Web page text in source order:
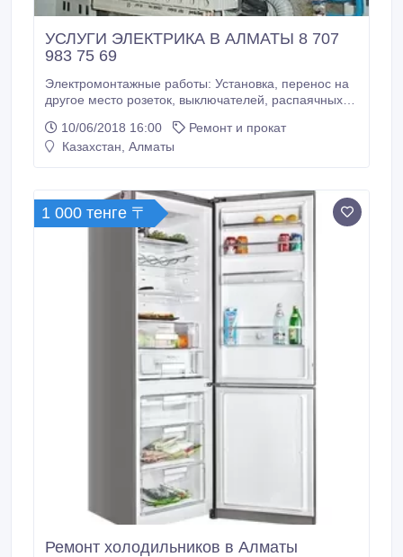
УСЛУГИ ЭЛЕКТРИКА В АЛМАТЫ 8 707
983 75 69
Электромонтажные работы: Установка, перенос на
другое место розеток, выключателей, распаячных
бра, установка счетчиков, замена пробок на
автоматы защиты, штробление стен, замена
10/06/2018 16:00
Ремонт и прокат
Казахстан, Алматы
1 000 тенге 〒
Ремонт холодильников в Алматы